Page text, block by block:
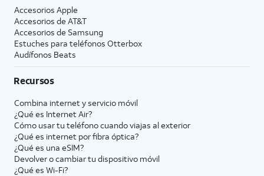
Accesorios Apple
Accesorios de AT&T
Accesorios de Samsung
Estuches para teléfonos Otterbox
Audífonos Beats
Recursos
Combina internet y servicio móvil
¿Qué es Internet Air?
Cómo usar tu teléfono cuando viajas al exterior
¿Qué es internet por fibra óptica?
¿Qué es una eSIM?
Devolver o cambiar tu dispositivo móvil
¿Qué es Wi-Fi?